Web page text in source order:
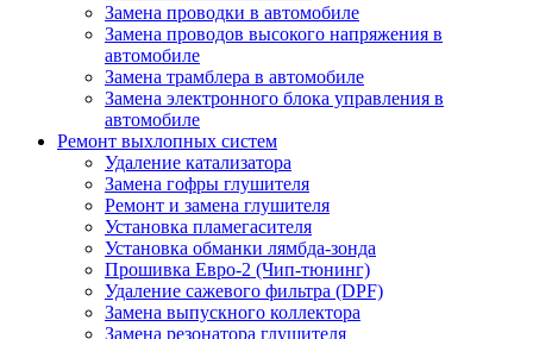
Замена проводки в автомобиле
Замена проводов высокого напряжения в
автомобиле
Замена трамблера в автомобиле
Замена электронного блока управления в
автомобиле
Ремонт выхлопных систем
Удаление катализатора
Замена гофры глушителя
Ремонт и замена глушителя
Установка пламегасителя
Установка обманки лямбда-зонда
Прошивка Евро-2 (Чип-тюнинг)
Удаление сажевого фильтра (DPF)
Замена выпускного коллектора
Замена резонатора глушителя